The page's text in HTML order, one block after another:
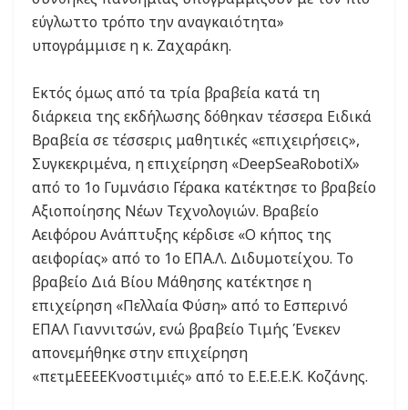
εύγλωττο τρόπο την αναγκαιότητα»
υπογράμμισε η κ. Ζαχαράκη.
Εκτός όμως από τα τρία βραβεία κατά τη
διάρκεια της εκδήλωσης δόθηκαν τέσσερα Ειδικά
Βραβεία σε τέσσερις μαθητικές «επιχειρήσεις»,
Συγκεκριμένα, η επιχείρηση «DeepSeaRobotiΧ»
από το 1ο Γυμνάσιο Γέρακα κατέκτησε το βραβείο
Αξιοποίησης Νέων Τεχνολογιών. Βραβείο
Αειφόρου Ανάπτυξης κέρδισε «Ο κήπος της
αειφορίας» από το 1ο ΕΠΑ.Λ. Διδυμοτείχου. Το
βραβείο Διά Βίου Μάθησης κατέκτησε η
επιχείρηση «Πελλαία Φύση» από το Εσπερινό
ΕΠΑΛ Γιαννιτσών, ενώ βραβείο Τιμής Ένεκεν
απονεμήθηκε στην επιχείρηση
«πετμΕΕΕΕΚνοστιμιές» από το Ε.Ε.Ε.Ε.Κ. Κοζάνης.